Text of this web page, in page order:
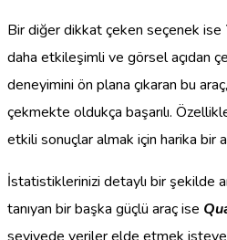
Bir diğer dikkat çeken seçenek ise
daha etkileşimli ve görsel açıdan
deneyimini ön plana çıkaran bu
çekmekte oldukça başarılı.
etkili sonuçlar almak için harika bir
İstatistiklerinizi detaylı bir şekilde
tanıyan bir başka güçlü araç ise